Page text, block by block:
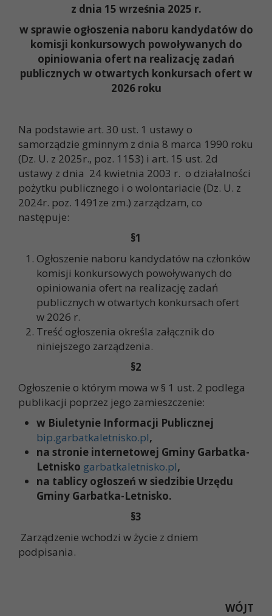
z dnia 15 września 2025 r.
w sprawie ogłoszenia naboru kandydatów do
komisji konkursowych powoływanych do
opiniowania ofert na realizację zadań
publicznych w otwartych konkursach ofert w
2026 roku
Na podstawie art. 30 ust. 1 ustawy o
samorządzie gminnym z dnia 8 marca 1990 roku
(Dz. U. z 2025r., poz. 1153) i art. 15 ust. 2d
ustawy z dnia 24 kwietnia 2003 r. o działalności
pożytku publicznego i o wolontariacie (Dz. U. z
2024r. poz. 1491ze zm.) zarządzam, co
następuje:
§1
Ogłoszenie naboru kandydatów na członków
komisji konkursowych powoływanych do
opiniowania ofert na realizację zadań
publicznych w otwartych konkursach ofert
w 2026 r.
Treść ogłoszenia określa załącznik do
niniejszego zarządzenia.
§2
Ogłoszenie o którym mowa w § 1 ust. 2 podlega
publikacji poprzez jego zamieszczenie:
w Biuletynie Informacji Publicznej
bip.garbatkaletnisko.pl,
na stronie internetowej Gminy Garbatka-
Letnisko garbatkaletnisko.pl,
na tablicy ogłoszeń w siedzibie Urzędu
Gminy Garbatka-Letnisko.
§3
Zarządzenie wchodzi w życie z dniem
podpisania.
WÓJT